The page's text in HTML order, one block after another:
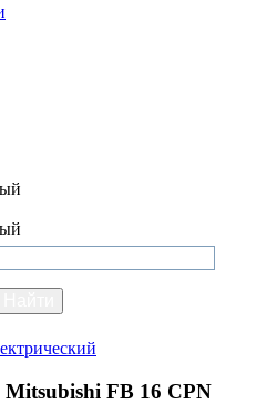
FB 16 CPN